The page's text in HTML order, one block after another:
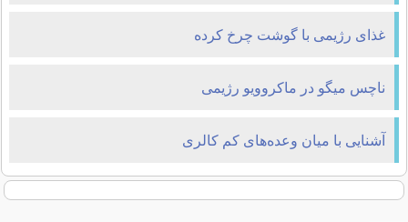
غذای رژیمی با گوشت چرخ کرده
ناچس میگو در ماکروویو رژیمی
آشنایی با میان ‌وعده‌های کم کالری